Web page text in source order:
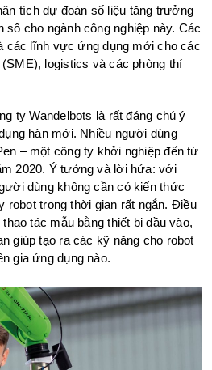
cho ngành công nghiệp này. Các
các lĩnh vực ứng dụng mới cho các
logistics và các phòng thí
ty Wandelbots là rất đáng chú ý
hàn mới. Nhiều người dùng
– một công ty khởi nghiệp đến từ
2020. Ý tưởng và lời hứa: với
dùng không cần có kiến ​​thức
robot trong thời gian rất ngắn. Điều
tác mẫu bằng thiết bị đầu vào,
giúp tạo ra các kỹ năng cho robot
gia ứng dụng nào.